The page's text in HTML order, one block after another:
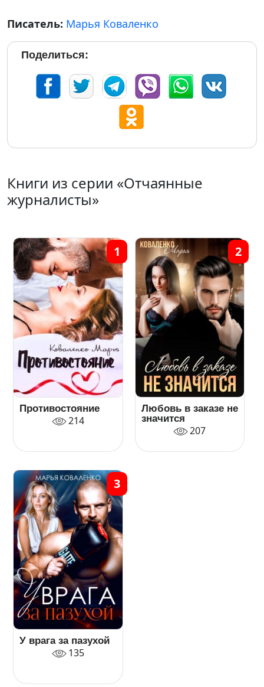
Писатель: Марья Коваленко
Поделиться:
Книги из серии «Отчаянные
журналисты»
Противостояние
214
1
Любовь в заказе не
значится
207
2
У врага за пазухой
135
3